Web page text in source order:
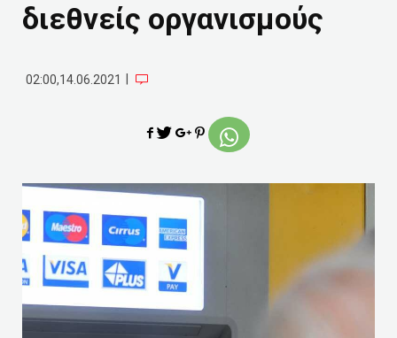
διεθνείς οργανισμούς
02:00,14.06.2021